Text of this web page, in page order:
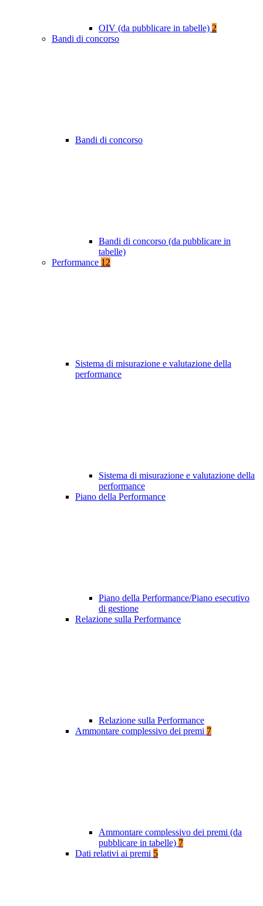
OIV (da pubblicare in tabelle) 2
Bandi di concorso
Bandi di concorso
Bandi di concorso (da pubblicare in
tabelle)
Performance 12
Sistema di misurazione e valutazione della
performance
Sistema di misurazione e valutazione della
performance
Piano della Performance
Piano della Performance/Piano esecutivo
di gestione
Relazione sulla Performance
Relazione sulla Performance
Ammontare complessivo dei premi 7
Ammontare complessivo dei premi (da
pubblicare in tabelle) 7
Dati relativi ai premi 5